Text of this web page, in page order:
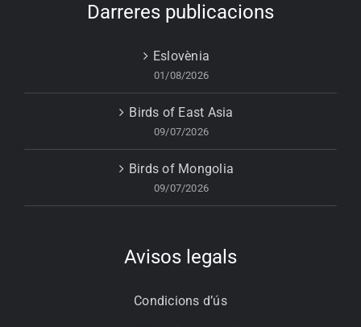
Darreres publicacions
Eslovènia
01/08/2026
Birds of East Asia
09/07/2026
Birds of Mongolia
09/07/2026
Avisos legals
Condicions d’ús